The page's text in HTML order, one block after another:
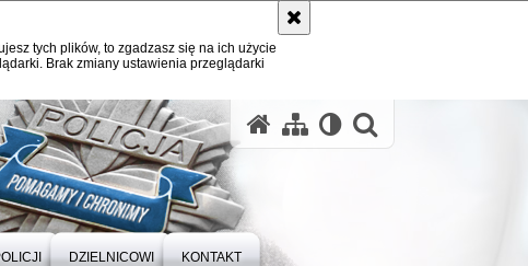
tych plików, to zgadzasz się na ich użycie
Brak zmiany ustawienia przeglądarki
DZIELNICOWI KONTAKT